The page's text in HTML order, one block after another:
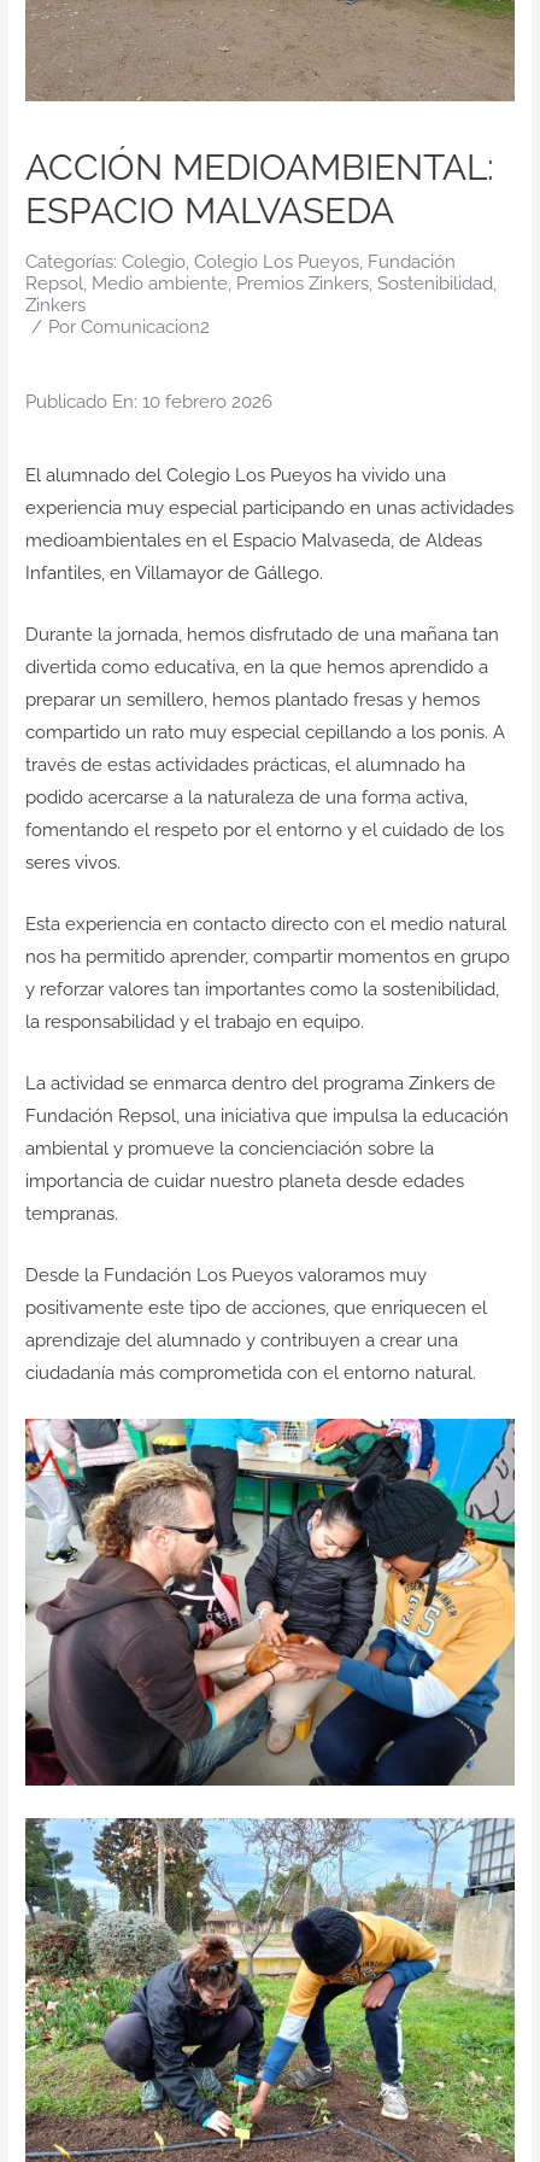
Contacto
ACCIÓN MEDIOAMBIENTAL:
ESPACIO MALVASEDA
Categorías: Colegio, Colegio Los Pueyos, Fundación
Repsol, Medio ambiente, Premios Zinkers, Sostenibilidad,
Zinkers
/ Por Comunicacion2
Publicado En: 10 febrero 2026
El alumnado del Colegio Los Pueyos ha vivido una
experiencia muy especial participando en unas actividades
medioambientales en el Espacio Malvaseda, de Aldeas
Infantiles, en Villamayor de Gállego.
Durante la jornada, hemos disfrutado de una mañana tan
divertida como educativa, en la que hemos aprendido a
preparar un semillero, hemos plantado fresas y hemos
compartido un rato muy especial cepillando a los ponis. A
través de estas actividades prácticas, el alumnado ha
podido acercarse a la naturaleza de una forma activa,
fomentando el respeto por el entorno y el cuidado de los
seres vivos.
Esta experiencia en contacto directo con el medio natural
nos ha permitido aprender, compartir momentos en grupo
y reforzar valores tan importantes como la sostenibilidad,
la responsabilidad y el trabajo en equipo.
La actividad se enmarca dentro del programa Zinkers de
Fundación Repsol, una iniciativa que impulsa la educación
ambiental y promueve la concienciación sobre la
importancia de cuidar nuestro planeta desde edades
tempranas.
Desde la Fundación Los Pueyos valoramos muy
positivamente este tipo de acciones, que enriquecen el
aprendizaje del alumnado y contribuyen a crear una
ciudadanía más comprometida con el entorno natural.